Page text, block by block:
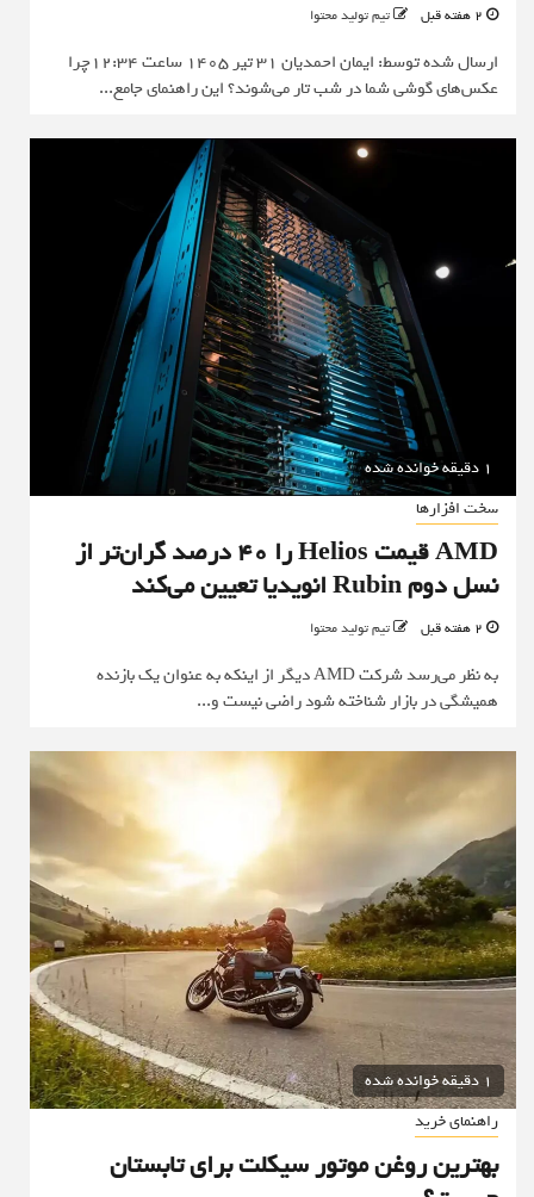
تیم تولید محتوا
ارسال شده توسط: ایمان احمدیان 31 تیر 1405 ساعت 12:34چرا
عکس‌های گوشی شما در شب تار می‌شوند؟ این راهنمای جامع...
1 دقیقه خوانده شده
سخت افزارها
AMD قیمت Helios را ۴۰ درصد گران‌تر از
نسل دوم Rubin انویدیا تعیین می‌کند
تیم تولید محتوا
به نظر می‌رسد شرکت AMD دیگر از اینکه به عنوان یک بازنده
همیشگی در بازار شناخته شود راضی نیست و...
1 دقیقه خوانده شده
راهنمای خرید
بهترین روغن موتور سیکلت برای تابستان